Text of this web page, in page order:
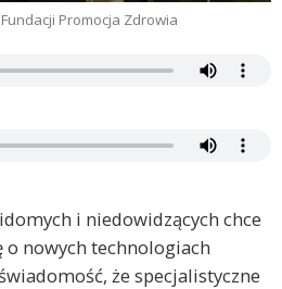
Promocja Zdrowia
i niedowidzących chce
o nowych technologiach
że specjalistyczne